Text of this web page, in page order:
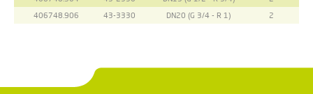
406748.906
43-3330 DN20 (G 3/4 - R 1) 2